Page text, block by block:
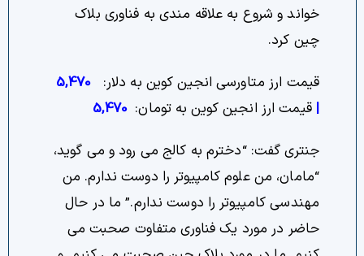
خواند و شروع به علاقه مندی به فناوری بلاک
چین کرد.
قیمت ارز متاورسی انجین کوین به دلار:
5,470
|قیمت ارز انجین کوین به تومان: 5,470
جنتری گفت: “دخترم به کالج می رود و می گوید،
“مامان، من علوم کامپیوتر را دوست ندارم. من
مهندسی کامپیوتر را دوست ندارم.” ما در حال
حاضر در مورد یک فناوری متفاوت صحبت می